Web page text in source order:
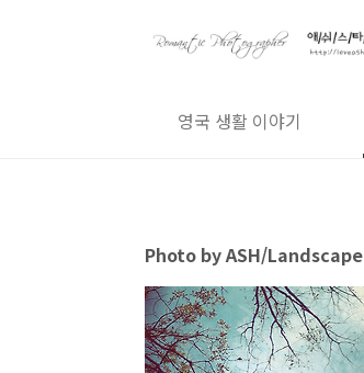
영국 생활 이야기
Photo by ASH/Landscape